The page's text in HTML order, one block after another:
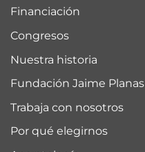
Financiación
Congresos
Nuestra historia
Fundación Jaime Planas
Trabaja con nosotros
Por qué elegirnos